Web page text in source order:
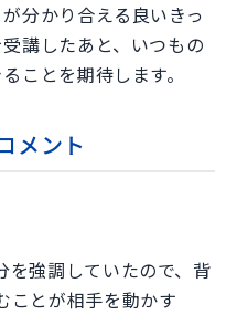
分かり合える良いきっ
講したあと、いつもの
ことを期待します。
メント
を強調していたので、背
ことが相手を動かす